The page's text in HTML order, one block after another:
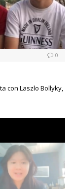
0
con Laszlo Bollyky,